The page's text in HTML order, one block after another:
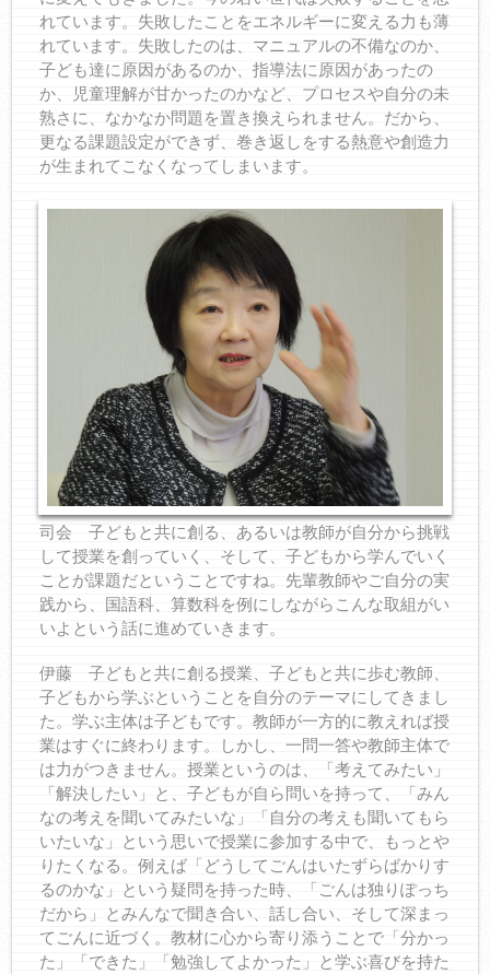
れています。失敗したことをエネルギーに変える力も薄
れています。失敗したのは、マニュアルの不備なのか、
子ども達に原因があるのか、指導法に原因があったの
か、児童理解が甘かったのかなど、プロセスや自分の未
熟さに、なかなか問題を置き換えられません。だから、
更なる課題設定ができず、巻き返しをする熱意や創造力
が生まれてこなくなってしまいます。
司会 子どもと共に創る、あるいは教師が自分から挑戦
して授業を創っていく、そして、子どもから学んでいく
ことが課題だということですね。先輩教師やご自分の実
践から、国語科、算数科を例にしながらこんな取組がい
いよという話に進めていきます。
伊藤 子どもと共に創る授業、子どもと共に歩む教師、
子どもから学ぶということを自分のテーマにしてきまし
た。学ぶ主体は子どもです。教師が一方的に教えれば授
業はすぐに終わります。しかし、一問一答や教師主体で
は力がつきません。授業というのは、「考えてみたい」
「解決したい」と、子どもが自ら問いを持って、「みん
なの考えを聞いてみたいな」「自分の考えも聞いてもら
いたいな」という思いで授業に参加する中で、もっとや
りたくなる。例えば「どうしてごんはいたずらばかりす
るのかな」という疑問を持った時、「ごんは独りぽっち
だから」とみんなで聞き合い、話し合い、そして深まっ
てごんに近づく。教材に心から寄り添うことで「分かっ
た」「できた」「勉強してよかった」と学ぶ喜びを持た